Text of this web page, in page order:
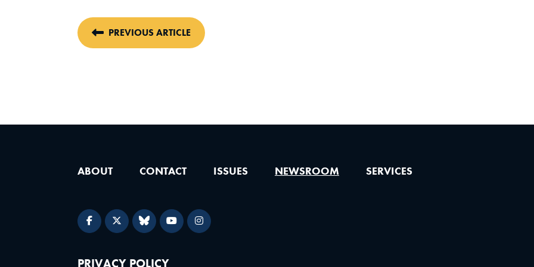
PREVIOUS ARTICLE
ABOUT CONTACT ISSUES NEWSROOM SERVICES
PRIVACY POLICY